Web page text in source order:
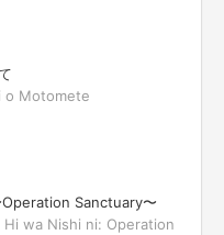
o Motomete
Operation Sanctuary〜
Hi wa Nishi ni: Operation